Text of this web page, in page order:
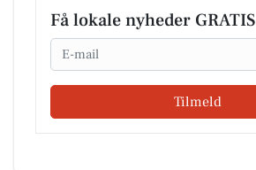
Få lokale nyheder GRATIS
Email
Tilmeld